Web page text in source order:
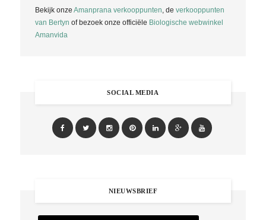
Bekijk onze Amanprana verkooppunten, de verkooppunten
van Bertyn of bezoek onze officiële Biologische webwinkel
Amanvida
SOCIAL MEDIA
NIEUWSBRIEF